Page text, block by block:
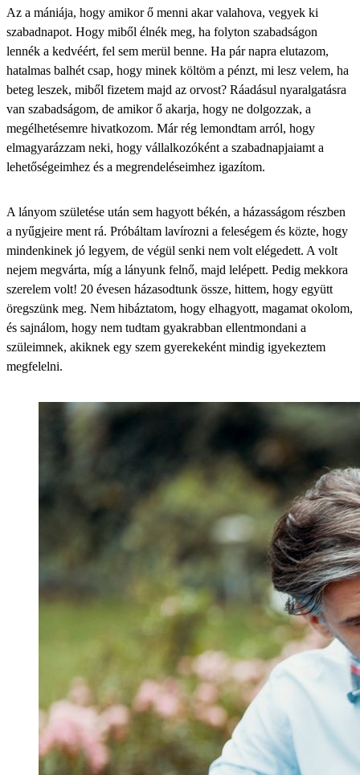
Az a mániája, hogy amikor ő menni akar valahova, vegyek ki
szabadnapot. Hogy miből élnék meg, ha folyton szabadságon
lennék a kedvéért, fel sem merül benne. Ha pár napra elutazom,
hatalmas balhét csap, hogy minek költöm a pénzt, mi lesz velem, ha
beteg leszek, miből fizetem majd az orvost? Ráadásul nyaralgatásra
van szabadságom, de amikor ő akarja, hogy ne dolgozzak, a
megélhetésemre hivatkozom. Már rég lemondtam arról, hogy
elmagyarázzam neki, hogy vállalkozóként a szabadnapjaiamt a
lehetőségeimhez és a megrendeléseimhez igazítom.
A lányom születése után sem hagyott békén, a házasságom részben
a nyűgjeire ment rá. Próbáltam lavírozni a feleségem és közte, hogy
mindenkinek jó legyem, de végül senki nem volt elégedett. A volt
nejem megvárta, míg a lányunk felnő, majd lelépett. Pedig mekkora
szerelem volt! 20 évesen házasodtunk össze, hittem, hogy együtt
öregszünk meg. Nem hibáztatom, hogy elhagyott, magamat okolom,
és sajnálom, hogy nem tudtam gyakrabban ellentmondani a
szüleimnek, akiknek egy szem gyerekeként mindig igyekeztem
megfelelni.